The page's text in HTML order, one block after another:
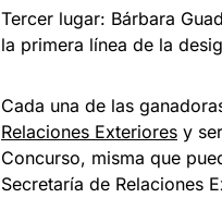
Tercer lugar: Bárbara
la primera línea de la
Cada una de las
Relaciones Exteriores y
Concurso, misma que
Secretaría de Relaciones